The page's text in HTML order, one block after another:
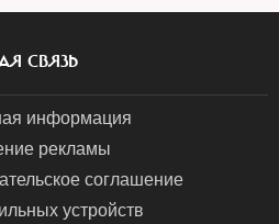
СВЯЗЬ
информация
рекламы
соглашение
устройств